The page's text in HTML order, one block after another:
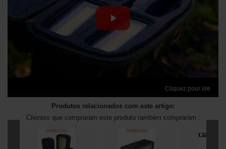
Cliquez pour lire
Produtos relacionados com este artigo:
Clientes que compraram este produto também compraram :